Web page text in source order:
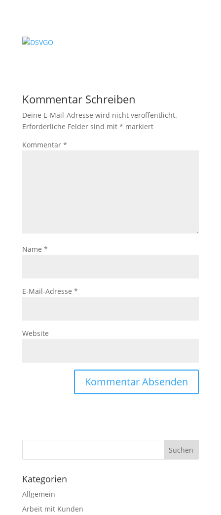
Kommentar Schreiben
Deine E-Mail-Adresse wird nicht veröffentlicht.
Erforderliche Felder sind mit * markiert
Kommentar *
Name *
E-Mail-Adresse *
Website
Kategorien
Allgemein
Arbeit mit Kunden